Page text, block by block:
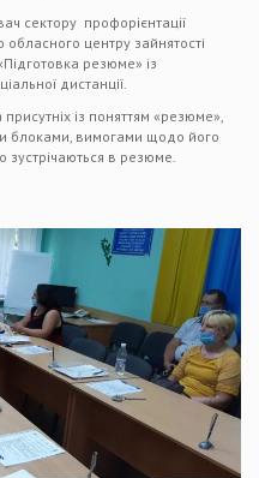
сектору профорієнтації
обласного центру зайнятості
резюме» із
дистанції.
із поняттям «резюме»,
блоками, вимогами щодо його
в резюме.